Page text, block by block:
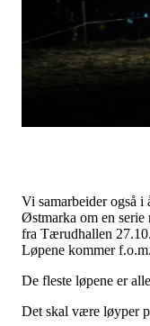
Vi samarbeider også
Østmarka om en serie
fra Tærudhallen 27.10.
Løpene kommer
De fleste løpene er
Det skal være løyper